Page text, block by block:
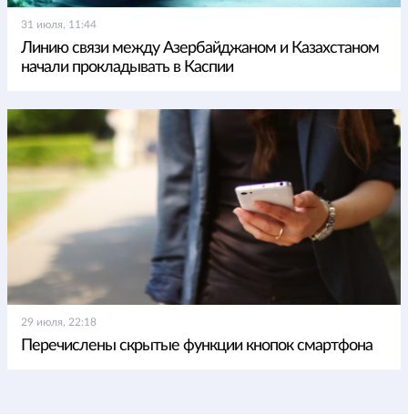
31 июля, 11:44
Линию связи между Азербайджаном и Казахстаном
начали прокладывать в Каспии
29 июля, 22:18
Перечислены скрытые функции кнопок смартфона